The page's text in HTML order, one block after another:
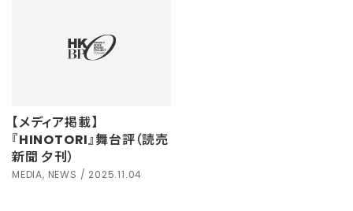
【メディア掲載】
『HINOTORI』舞台評（読売
新聞 夕刊）
MEDIA, NEWS / 2025.11.04